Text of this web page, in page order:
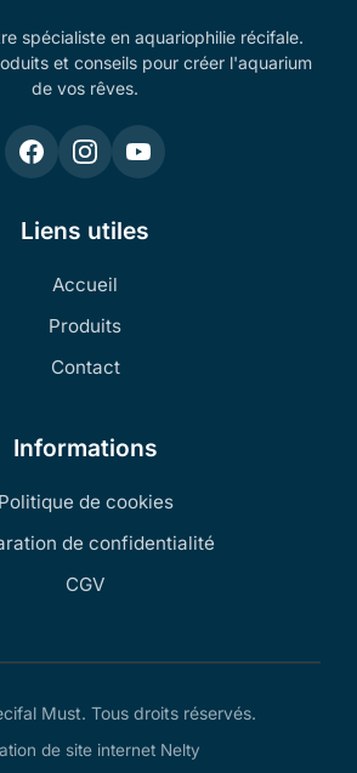
spécialiste en aquariophilie récifale.
et conseils pour créer l'aquarium
de vos rêves.
Liens utiles
Accueil
Produits
Contact
Informations
Politique de cookies
de confidentialité
CGV
Must. Tous droits réservés.
de site internet Nelty